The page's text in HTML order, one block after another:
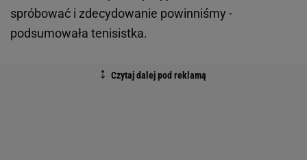
spróbować i zdecydowanie powinniśmy -
podsumowała tenisistka.